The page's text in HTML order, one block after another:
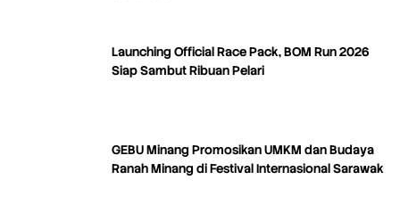
Launching Official Race Pack, BOM Run 2026
Siap Sambut Ribuan Pelari
GEBU Minang Promosikan UMKM dan Budaya
Ranah Minang di Festival Internasional Sarawak